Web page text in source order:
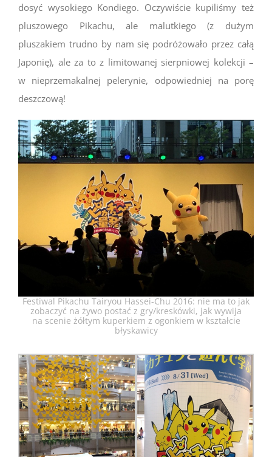
dosyć wysokiego Kondiego. Oczywiście kupiliśmy też
pluszowego Pikachu, ale malutkiego (z dużym
pluszakiem trudno by nam się podróżowało przez całą
Japonię), ale za to z limitowanej sierpniowej kolekcji –
w nieprzemakalnej pelerynie, odpowiedniej na porę
deszczową!
Festiwal Pikachu Tairyou Hassei-Chu 2016: nie ma to jak
zobaczyć na żywo postać z gry/kreskówki, jak wywija
na scenie żółtym kuperkiem z ogonkiem w kształcie
błyskawicy